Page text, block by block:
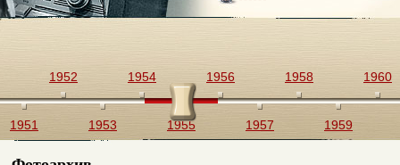
1951
1952
1953
1954
1955
1956
1957
1958
1959
1960